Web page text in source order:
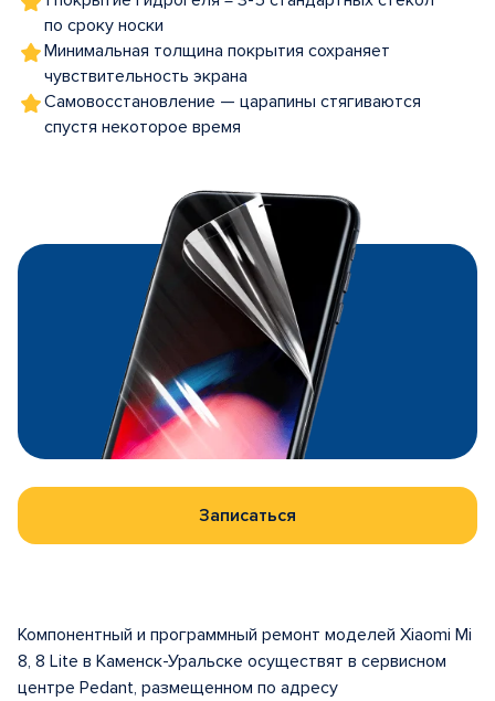
по сроку носки
Минимальная толщина покрытия сохраняет
чувствительность экрана
Самовосстановление — царапины стягиваются
спустя некоторое время
Записаться
Компонентный и программный ремонт моделей Xiaomi Mi
8, 8 Lite в Каменск-Уральске осуществят в сервисном
центре Pedant, размещенном по адресу